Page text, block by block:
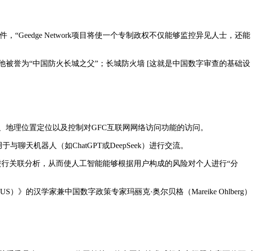
“Geedge Network项目将使一个专制政权不仅能够监控异见人士，还能
誉为“中国防火长城之父”；长城防火墙 [这就是中国数字审查的基础设
理位置定位以及控制对GFC互联网网络访问功能的访问。
聊天机器人（如ChatGPT或DeepSeek）进行交流。
关联分析，从而使人工智能能够根据用户构成的风险对个人进行“分
》的汉学家兼中国数字政策专家玛丽克·奥尔贝格（Mareike Ohlberg）